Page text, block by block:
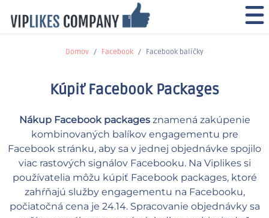
Domov Facebook Facebook balíčky
Kúpiť Facebook Packages
Nákup Facebook packagesznamená zakúpenie
kombinovaných balíkov engagementu pre
Facebook stránku, aby sa v jednej objednávke spojilo
viac rastových signálov Facebooku. Na Viplikes si
používatelia môžu kúpiť Facebook packages, ktoré
zahŕňajú služby engagementu na Facebooku,
počiatočná cena je 24.14. Spracovanie objednávky sa